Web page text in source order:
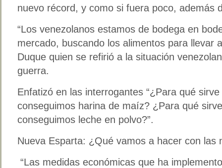
nuevo récord, y como si fuera poco, además
“Los venezolanos estamos de bodega en
mercado, buscando los alimentos para llevar
Duque quien se refirió a la situación
guerra.
Enfatizó en las interrogantes “¿Para qué
conseguimos harina de maíz? ¿Para qué
conseguimos leche en polvo?”.
Nueva Esparta: ¿Qué vamos a hacer con las
“Las medidas económicas que ha